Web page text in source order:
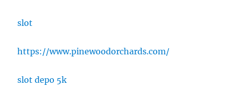
slot
https://www.pinewoodorchards.com/
slot depo 5k